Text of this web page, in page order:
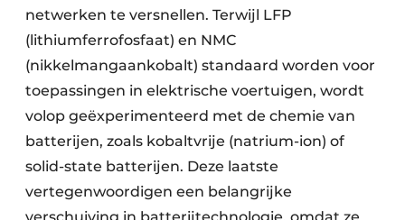
netwerken te versnellen. Terwijl LFP
(lithiumferrofosfaat) en NMC
(nikkelmangaankobalt) standaard worden voor
toepassingen in elektrische voertuigen, wordt
volop geëxperimenteerd met de chemie van
batterijen, zoals kobaltvrije (natrium-ion) of
solid-state batterijen. Deze laatste
vertegenwoordigen een belangrijke